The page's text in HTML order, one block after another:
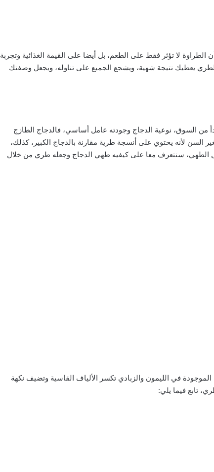
لا تؤثر فقط على الطعم، بل أيضا على القيمة الغذائية وتجربة
الطري يعطيك نتيجة شهية، ويشجع الجميع على تناوله، ويجعل وصفتك
السوق، نوعية الدجاج وجودته عامل أساسي، فالدجاج الطازج
السن لأنه يحتوي على أنسجة طرية مقارنة بالدجاج الكبير، كذلك،
قبل الطهي، سنتعرف معا على كيفيه طهي الدجاج وجعله طري من خلال
في الليمون والزبادي تكسر الألياف القاسية وتضيف نكهة
تابع فيما يلي: